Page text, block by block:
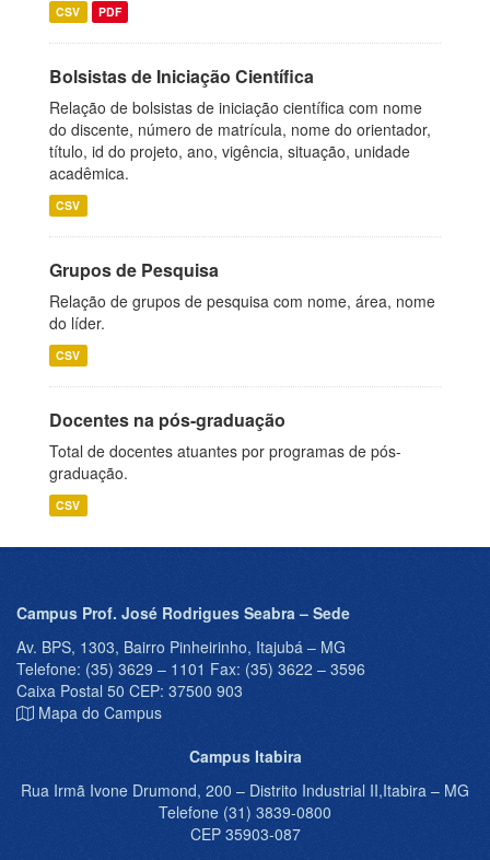
CSV PDF
Bolsistas de Iniciação Científica
Relação de bolsistas de iniciação científica com nome
do discente, número de matrícula, nome do orientador,
título, id do projeto, ano, vigência, situação, unidade
acadêmica.
CSV
Grupos de Pesquisa
Relação de grupos de pesquisa com nome, área, nome
do líder.
CSV
Docentes na pós-graduação
Total de docentes atuantes por programas de pós-
graduação.
CSV
Campus Prof. José Rodrigues Seabra – Sede
Av. BPS, 1303, Bairro Pinheirinho, Itajubá – MG
Telefone: (35) 3629 – 1101 Fax: (35) 3622 – 3596
Caixa Postal 50 CEP: 37500 903
Mapa do Campus
Campus Itabira
Rua Irmã Ivone Drumond, 200 – Distrito Industrial II,Itabira – MG
Telefone (31) 3839-0800
CEP 35903-087